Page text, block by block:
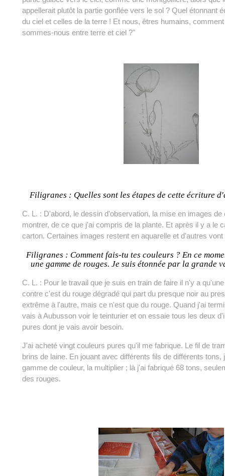
appellerait plutôt la partie gonflée vers le sol ? Quel étonnant
du ciel et celles de la terre ! Et nous, êtres humains,
sommes-nous entre terre et ciel ?"
Filigranes : Quelles sont les étapes de cette écriture
C. L. : D'abord, le dessin d'observation, la mise en images de
montrer, de ce que j'ai compris de la plante. Et après il y a le
carton. Certaines images restent en aquarelle et d'autres
Filigranes : Comment fais-tu tes couleurs ? En ce
une gamme de rouges. Je suis étonnée par la grande
C. L. : Pour le travail que je suis en train de faire il n'y a
contre c'est du rouge dégradé qui part du presque noir au
extrême à l'autre, mais ce n'est que du rouge. Quand j'ai
vais à Aubusson voir le teinturier et on essaie tous les deux
pures dont je vais avoir besoin.
J'ai acheté vingt couleurs pures qu'il me fabrique. Le fil de
brins de laine. En jouant avec différents fils de différents tons,
gamme de couleur, la multiplier ; là j'ai fabriqué 68 tons,
des rouges.